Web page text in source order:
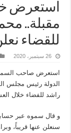
مقبلة..
للقضاء
26 سبتمبر، 2020
استعرض صاحب
الدولة رئيس مجلس
راشد للفضاء خلال
و قال سموه عبر
سنعلن عنها قريباً،